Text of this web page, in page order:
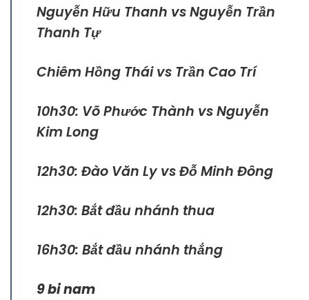
Nguyễn Hữu Thanh vs Nguyễn Trần
Thanh Tự
Chiêm Hồng Thái vs Trần Cao Trí
10h30: Võ Phước Thành vs Nguyễn
Kim Long
12h30: Đào Văn Ly vs Đỗ Minh Đông
12h30: Bắt đầu nhánh thua
16h30: Bắt đầu nhánh thắng
9 bi nam